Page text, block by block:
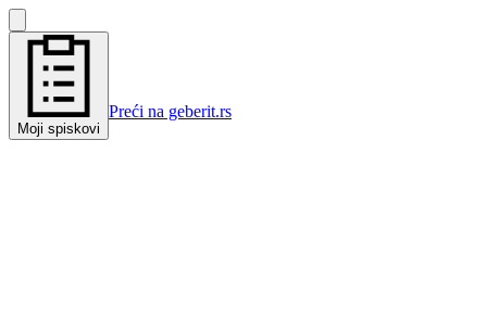
Moji spiskovi
Preći na geberit.rs